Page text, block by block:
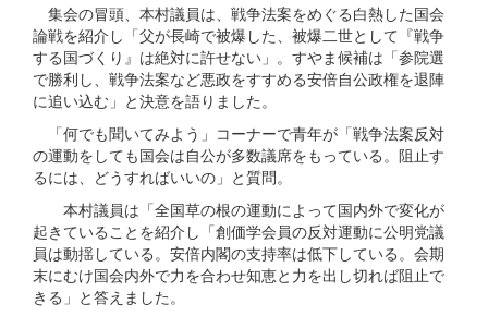
集会の冒頭、本村議員は、戦争法案をめぐる白熱した国会
論戦を紹介し「父が長崎で被爆した、被爆二世として『戦争
する国づくり』は絶対に許せない」。すやま候補は「参院選
で勝利し、戦争法案など悪政をすすめる安倍自公政権を退陣
に追い込む」と決意を語りました。
「何でも聞いてみよう」コーナーで青年が「戦争法案反対
の運動をしても国会は自公が多数議席をもっている。阻止す
るには、どうすればいいの」と質問。
本村議員は「全国草の根の運動によって国内外で変化が
起きていることを紹介し「創価学会員の反対運動に公明党議
員は動揺している。安倍内閣の支持率は低下している。会期
末にむけ国会内外で力を合わせ知恵と力を出し切れば阻止で
きる」と答えました。